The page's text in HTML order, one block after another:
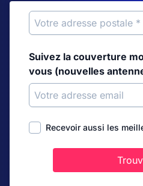
Suivez la couverture
vous (nouvelles
Recevoir aussi les